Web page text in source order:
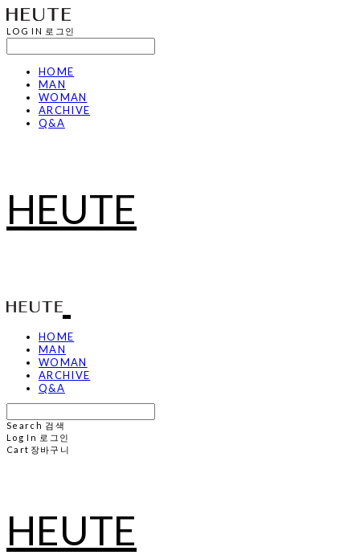
LOG IN 로그인
HOME
MAN
WOMAN
ARCHIVE
Q&A
HEUTE
HOME
MAN
WOMAN
ARCHIVE
Q&A
Search 검색
Log In 로그인
Cart 장바구니
HEUTE